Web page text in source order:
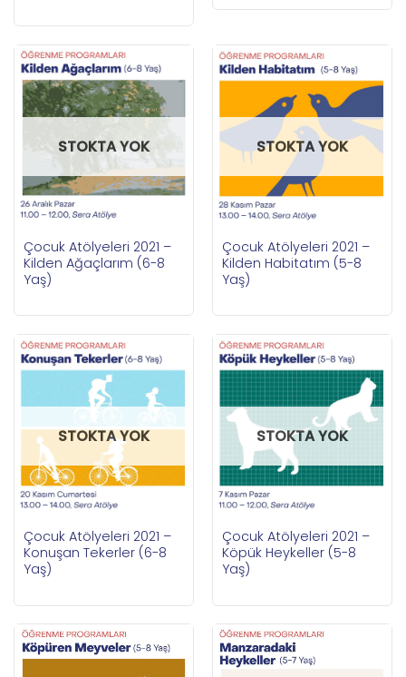
STOKTA YOK
Çocuk Atölyeleri 2021 –
Kilden Ağaçlarım (6-8
Yaş)
STOKTA YOK
Çocuk Atölyeleri 2021 –
Kilden Habitatım (5-8
Yaş)
STOKTA YOK
Çocuk Atölyeleri 2021 –
Konuşan Tekerler (6-8
Yaş)
STOKTA YOK
Çocuk Atölyeleri 2021 –
Köpük Heykeller (5-8
Yaş)